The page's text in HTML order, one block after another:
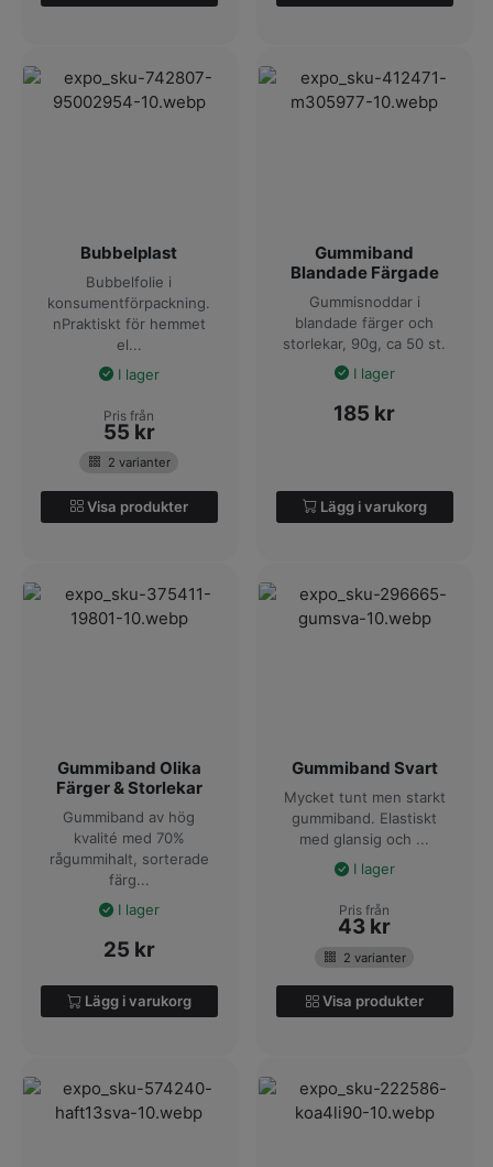
Bubbelplast
Bubbelfolie i
konsumentförpackning.
nPraktiskt för hemmet
el...
I lager
Pris från
55 kr
2 varianter
Visa produkter
Gummiband
Blandade Färgade
Gummisnoddar i
blandade färger och
storlekar, 90g, ca 50 st.
I lager
185 kr
Lägg i varukorg
Gummiband Olika
Färger & Storlekar
Gummiband av hög
kvalité med 70%
rågummihalt, sorterade
färg...
I lager
25 kr
Lägg i varukorg
Gummiband Svart
Mycket tunt men starkt
gummiband. Elastiskt
med glansig och ...
I lager
Pris från
43 kr
2 varianter
Visa produkter